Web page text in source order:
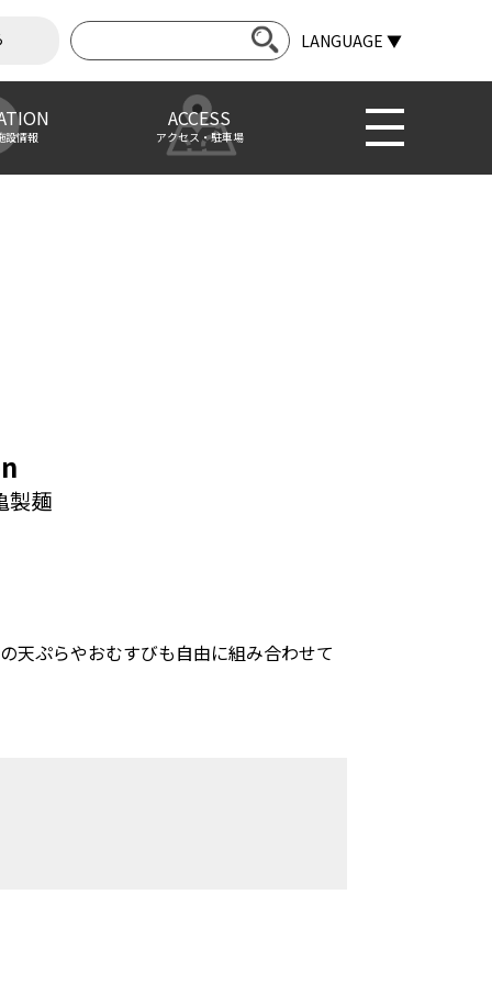
LANGUAGE ▼
設情報
ACCESS
アクセス・駐車場
製麺
天ぷらやおむすびも自由に組み合わせて